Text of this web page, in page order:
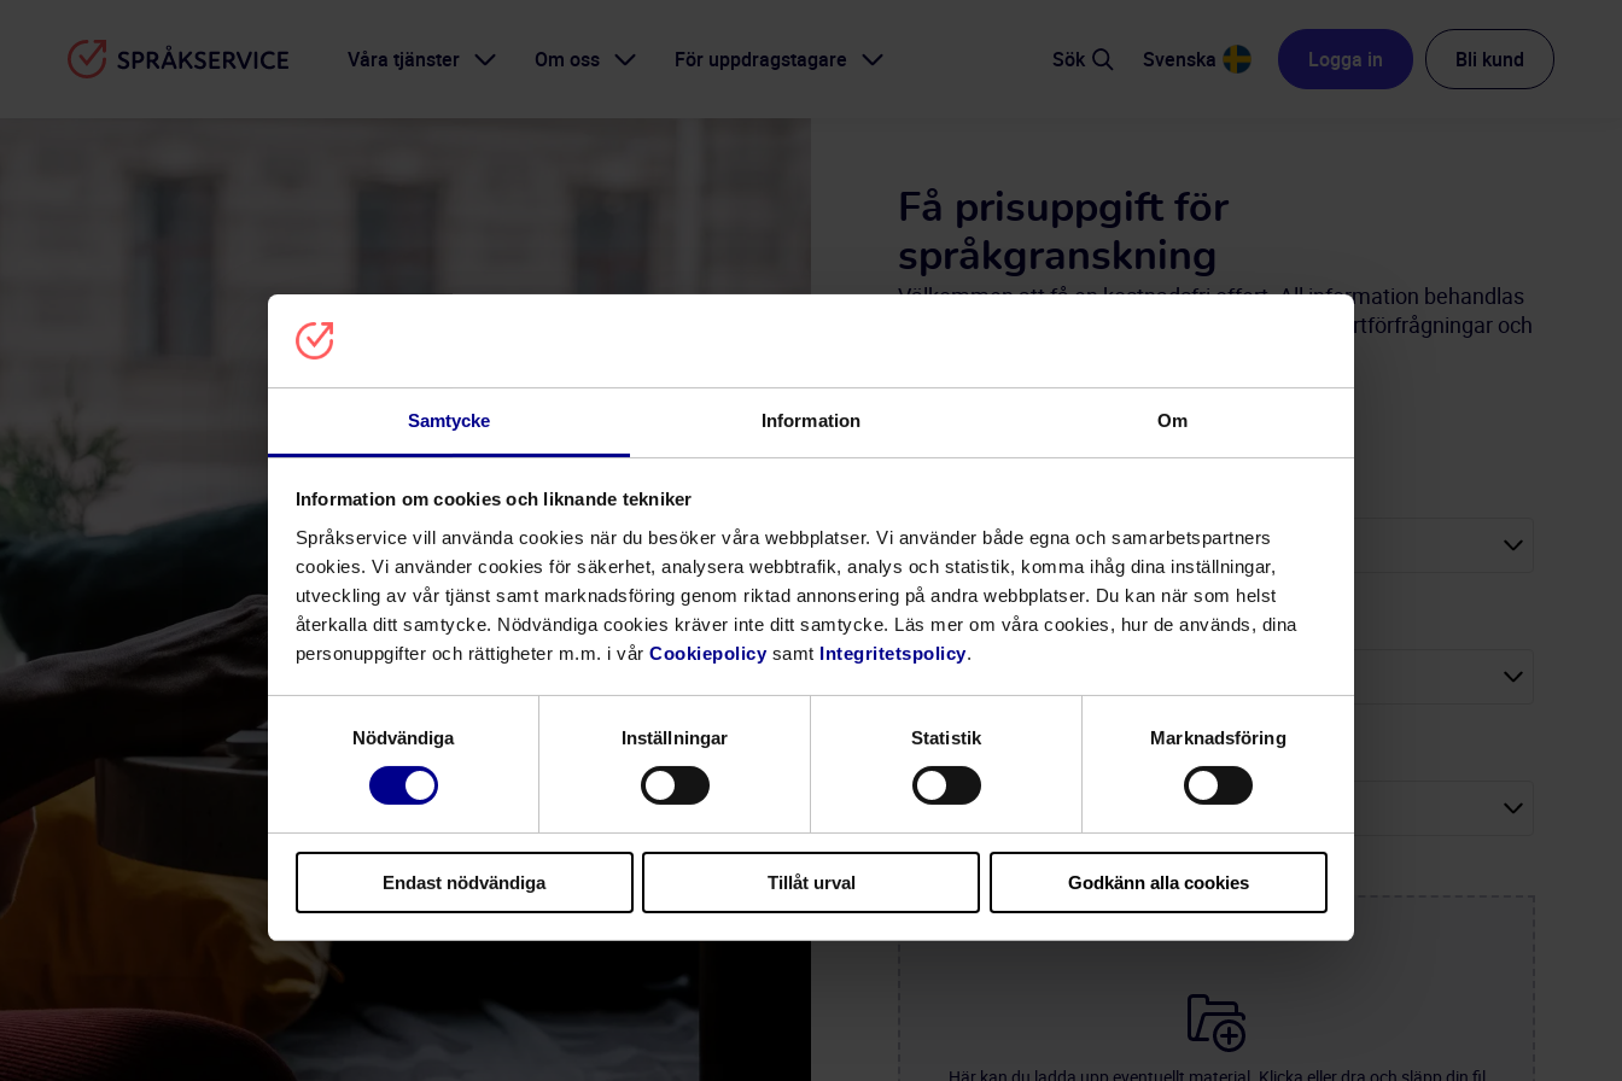
Samtycke Information Om
Information om cookies och liknande tekniker
Språkservice vill använda cookies när du besöker våra webbplatser. Vi använder både egna och samarbetspartners
cookies. Vi använder cookies för säkerhet, analysera webbtrafik, analys och statistik, komma ihåg dina inställningar,
utveckling av vår tjänst samt marknadsföring genom riktad annonsering på andra webbplatser. Du kan när som helst
återkalla ditt samtycke. Nödvändiga cookies kräver inte ditt samtycke. Läs mer om våra cookies, hur de används, dina
personuppgifter och rättigheter m.m. i vår Cookiepolicy samt Integritetspolicy.
Nödvändiga
Inställningar Statistik Marknadsföring
Endast nödvändiga Tillåt urval Godkänn alla cookies
Våra tjänster Om oss För uppdragstagare Sök Svenska Logga in Bli kund
Få prisuppgift för
språkgranskning
Välkommen att få en kostnadsfri offert. All information behandlas
konfidentiellt. Notera att vi endast tar emot offertförfrågningar och
Till (ett eller flera målspråk) *
Nivå